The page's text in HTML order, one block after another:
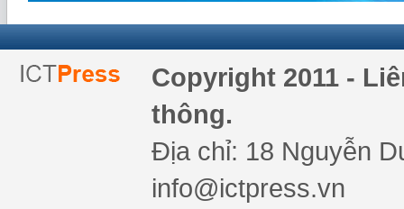
Copyright 2011 -
thông.
Địa chỉ: 18 Nguyễn
info@ictpress.vn